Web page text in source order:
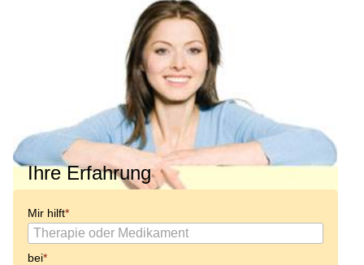
Ihre Erfahrung
Mir hilft
bei